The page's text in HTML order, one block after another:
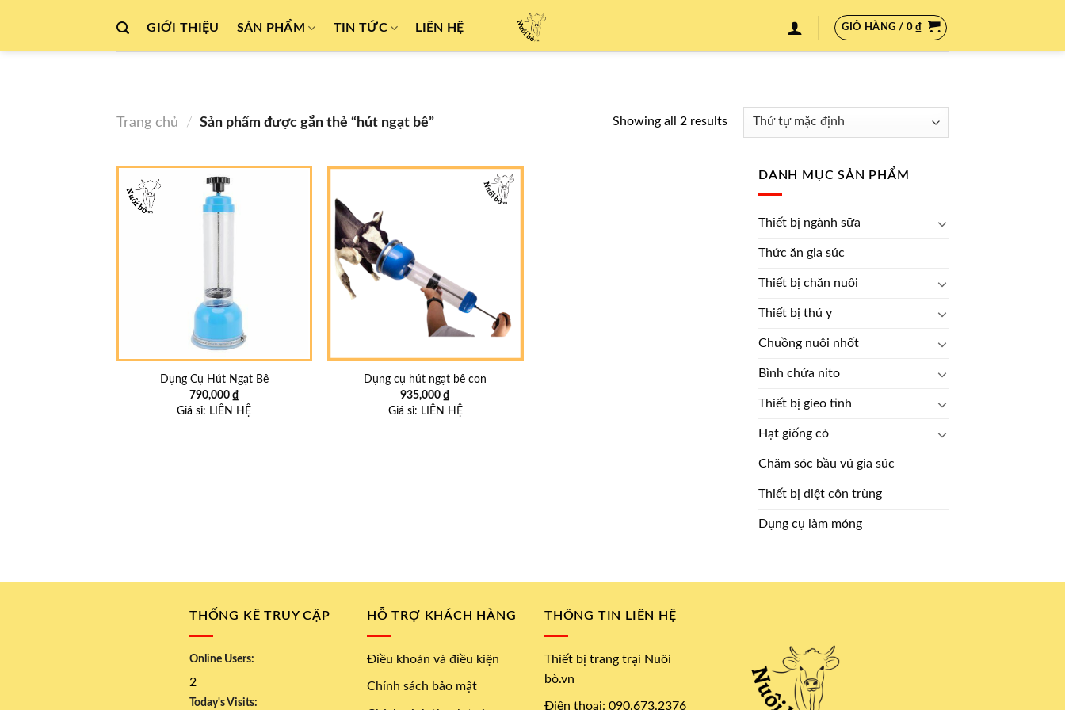
content
GIỚI THIỆU SẢN PHẨM TIN TỨC LIÊN HỆ GIỎ HÀNG / 0₫
Trang chủ / Sản phẩm được gắn thẻ “hút ngạt bê” Showing all 2 results
Dụng Cụ Hút Ngạt Bê
790,000 ₫
Giá sỉ: LIÊN HỆ
Dụng cụ hút ngạt bê con
935,000₫
Giá sỉ: LIÊN HỆ
DANH MỤC SẢN PHẨM
Thiết bị ngành sữa
Thức ăn gia súc
Thiết bị chăn nuôi
Thiết bị thú y
Chuồng nuôi nhốt
Bình chứa nito
Thiết bị gieo tinh
Hạt giống cỏ
Chăm sóc bầu vú gia súc
Thiết bị diệt côn trùng
Dụng cụ làm móng
THỐNG KÊ TRUY CẬP
Online Users:
2
Today's Visits:
HỖ TRỢ KHÁCH HÀNG
Điều khoản và điều kiện
Chính sách bảo mật
THÔNG TIN LIÊN HỆ
Thiết bị trang trại Nuôi
bò.vn
Điện thoại: 090.673.2376